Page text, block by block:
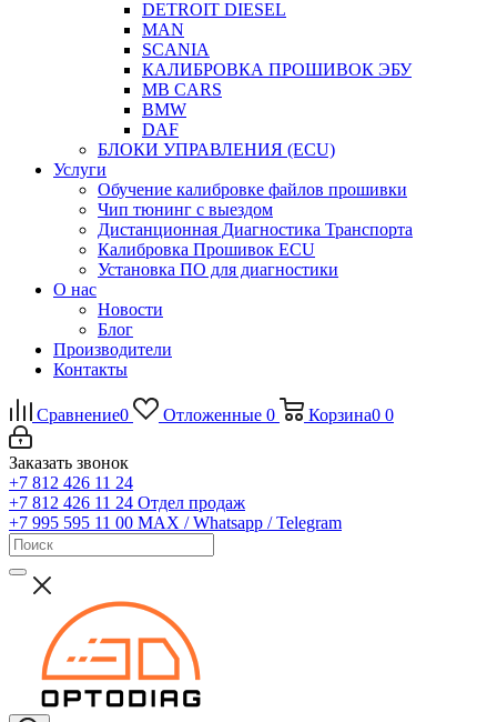
DETROIT DIESEL
MAN
SCANIA
КАЛИБРОВКА ПРОШИВОК ЭБУ
MB CARS
BMW
DAF
БЛОКИ УПРАВЛЕНИЯ (ECU)
Услуги
Обучение калибровке файлов прошивки
Чип тюнинг с выездом
Дистанционная Диагностика Транспорта
Калибровка Прошивок ECU
Установка ПО для диагностики
О нас
Новости
Блог
Производители
Контакты
Сравнение0 Отложенные 0 Корзина0 0
Заказать звонок
+7 812 426 11 24
+7 812 426 11 24 Отдел продаж
+7 995 595 11 00 MAX / Whatsapp / Telegram